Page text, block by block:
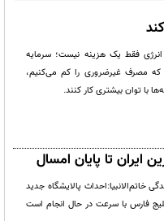
فقط یک هزینه نیست؛ سرمایه
که مصرف غیرضروری را کم می‌کنیم،
با توان بیشتری کار کنند.
ایران تا پایان امسال
خاتم‌الانبیا:احداث پالایشگاه جدید
فارس‌ با سرعت در حال انجام است